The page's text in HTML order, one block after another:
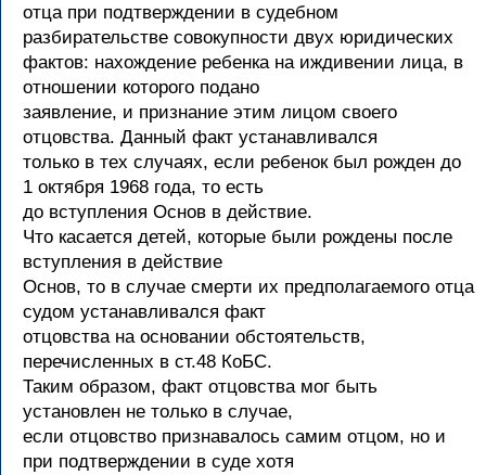
отца при подтверждении в судебном
разбирательстве совокупности двух юридических
фактов: нахождение ребенка на иждивении лица, в
отношении которого подано
заявление, и признание этим лицом своего
отцовства. Данный факт устанавливался
только в тех случаях, если ребенок был рожден до
1 октября 1968 года, то есть
до вступления Основ в действие.
Что касается детей, которые были рождены после
вступления в действие
Основ, то в случае смерти их предполагаемого отца
судом устанавливался факт
отцовства на основании обстоятельств,
перечисленных в ст.48 КоБС.
Таким образом, факт отцовства мог быть
установлен не только в случае,
если отцовство признавалось самим отцом, но и
при подтверждении в суде хотя